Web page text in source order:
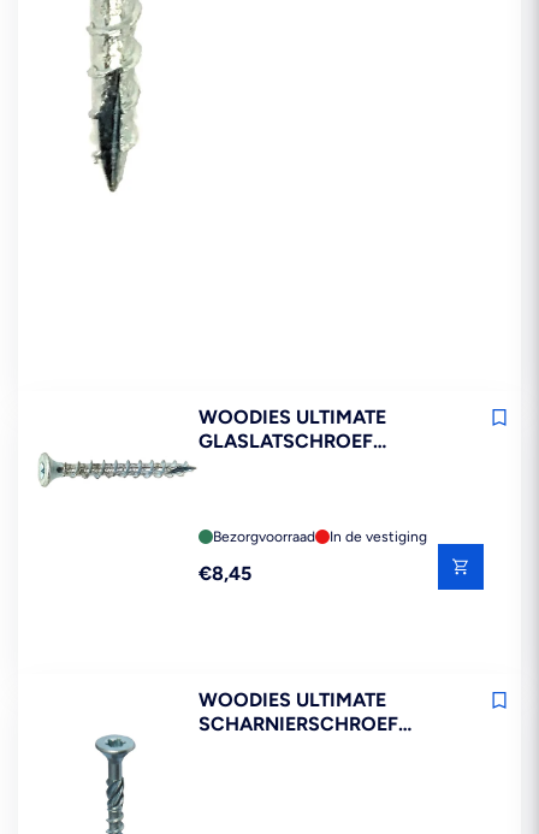
WOODIES ULTIMATE
GLASLATSCHROEF
Bezorgvoorraad In de vestiging
Reguliere
€8,45
WOODIES ULTIMATE
SCHARNIERSCHROEF